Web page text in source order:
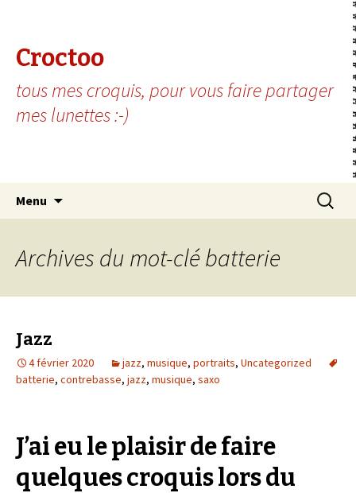
Croctoo
tous mes croquis, pour vous faire partager
mes lunettes :-)
Menu
Archives du mot-clé batterie
Jazz
4 février 2020 jazz, musique, portraits, Uncategorized
batterie, contrebasse, jazz, musique, saxo
J’ai eu le plaisir de faire
quelques croquis lors du